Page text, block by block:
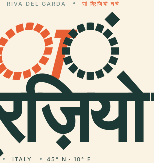
RIVA DEL GARDA सां ब्रिज़ियो चर्च
ं
ITALY 45° N · 10° E